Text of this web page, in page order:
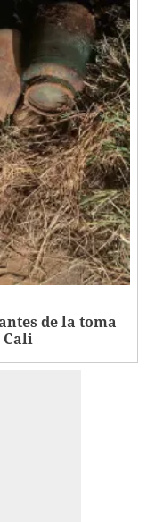
de la toma
Cali